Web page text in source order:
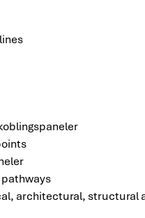
architectural, structural